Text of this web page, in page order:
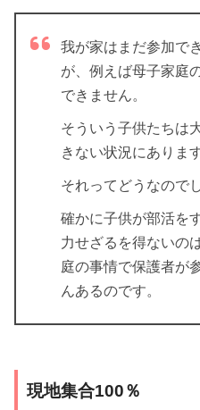
我が家はまだ参加で
が、例えば母子家庭
できません。
そういう子供たちは
きない状況にあります
それってどうなので
確かに子供が部活を
力せざるを得ないの
庭の事情で保護者が
んあるのです。
現地集合100％